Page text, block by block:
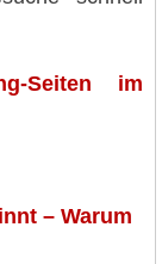
Seiten im
– Warum